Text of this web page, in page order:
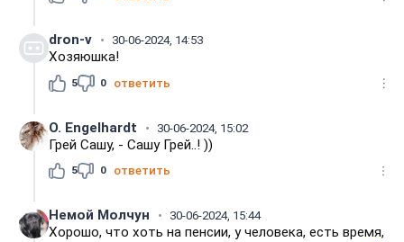
dron-v 30-06-2024, 14:53
Хозяюшка!
5 0 ответить
O. Engelhardt 30-06-2024, 15:02
Грей Сашу, - Сашу Грей..! ))
5 0 ответить
Немой Молчун 30-06-2024, 15:44
Хорошо, что хоть на пенсии, у человека, есть время,